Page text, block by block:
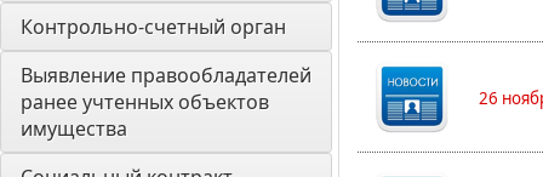
Контрольно-счетный орган
Выявление правообладателей
ранее учтенных объектов
имущества
26